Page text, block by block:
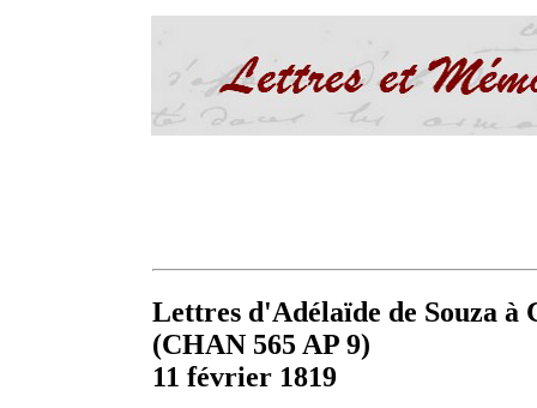
Lettres d'Adélaïde de Souza à
(CHAN 565 AP 9)
11 février 1819